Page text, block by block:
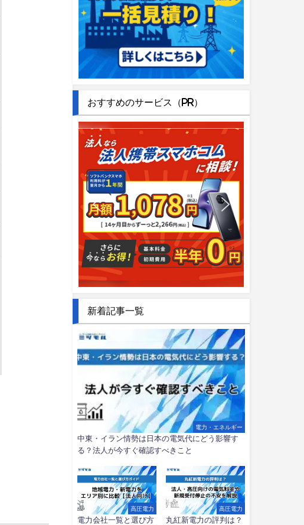
おすすめのサービス（PR）
新着記事一覧
電力・エネルギー
中東・イラン情勢は日本の電気代にどう影響す
る？法人が今すぐ確認すべきこと
高圧電力
電力会社一覧と選び方
高圧電力
丸紅新電力の評判は？